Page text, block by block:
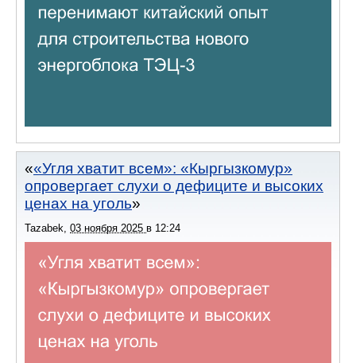
«Угля хватит всем»: «Кыргызкомур»
опровергает слухи о дефиците и высоких
ценах на уголь
Tazabek 03 ноября 2025 в 12:24